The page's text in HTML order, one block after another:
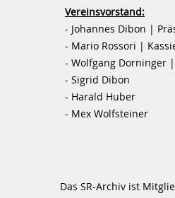
Vereinsvorstand:
- Johannes Dibon |
- Mario Rossori |
- Wolfgang Dorninger
- Sigrid Dibon
- Harald Huber
- Mex Wolfsteiner
Das SR-Archiv ist